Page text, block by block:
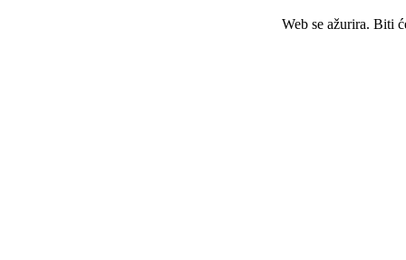
Web se ažurira. Biti